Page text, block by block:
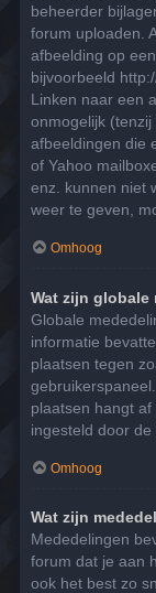
beheerder
forum uploaden.
afbeelding op
bijvoorbeeld
Linken naar een
onmogelijk
afbeeldingen die
of Yahoo
enz. kunnen niet
weer te geven,
Omhoog
Wat zijn globale
Globale
informatie
plaatsen tegen
plaatsen hangt
ingesteld door de
Omhoog
Wat zijn
Mededelingen
forum dat je aan
ook het best zo